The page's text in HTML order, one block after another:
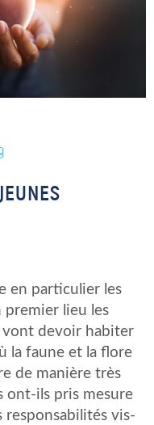
en particulier les
premier lieu les
vont devoir habiter
la faune et la flore
de manière très
ont-ils pris mesure
vis-